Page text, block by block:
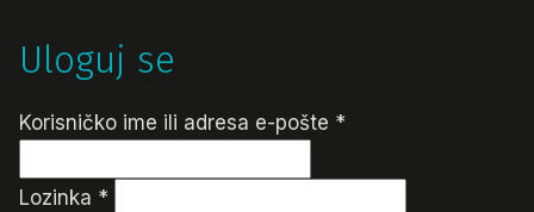
Uloguj se
Korisničko ime ili adresa e-pošte *
Lozinka *